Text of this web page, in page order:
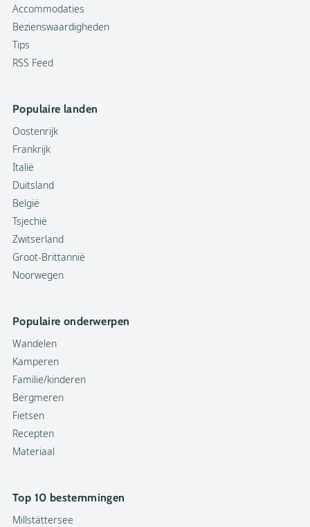
Accommodaties
Bezienswaardigheden
Tips
RSS Feed
Populaire landen
Oostenrijk
Frankrijk
Italië
Duitsland
België
Tsjechië
Zwitserland
Groot-Brittannië
Noorwegen
Populaire onderwerpen
Wandelen
Kamperen
Familie/kinderen
Bergmeren
Fietsen
Recepten
Materiaal
Top 10 bestemmingen
Millstättersee